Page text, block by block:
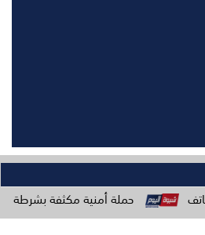
حملة أمنية مكثفة بشرطة ساحل حضرموت